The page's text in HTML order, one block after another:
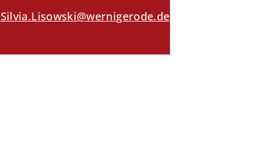
Silvia.Lisowski@wernigerode.de